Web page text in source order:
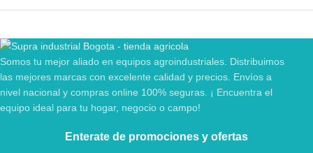
Somos tu mejor aliado en equipos agroindustriales. Distribuimos
las mejores marcas con excelente calidad y precios. Envíos a
nivel nacional y compras online 100% seguras. ¡ Encuentra el
equipo ideal para tu hogar, negocio o campo!
Enterate de promociones y ofertas